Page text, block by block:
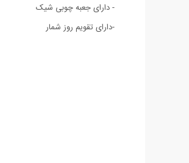
- دارای جعبه چوبی شیک
-دارای تقویم روز شمار